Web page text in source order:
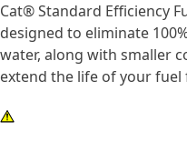
Cat® Standard Efficiency
designed to eliminate
water, along with smaller
extend the life of your
Designed and built